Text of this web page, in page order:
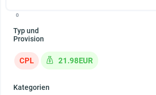
0
Typ und
Provision
CPL 21.98EUR
Kategorien